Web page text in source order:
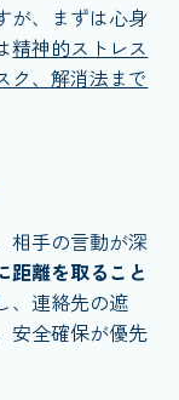
が、まずは心身
精神的ストレス
ク、解消法まで
相手の言動が深
距離を取ること
、連絡先の遮
安全確保が優先